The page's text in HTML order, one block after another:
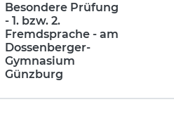
Besondere Prüfung
- 1. bzw. 2.
Fremdsprache - am
Dossenberger-
Gymnasium
Günzburg